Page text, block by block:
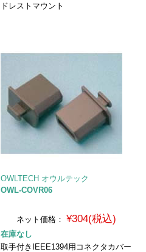
ドレストマウント
OWLTECH オウルテック
OWL-COVR06
ネット価格： ¥304(税込)
在庫なし
取手付きIEEE1394用コネクタカバー